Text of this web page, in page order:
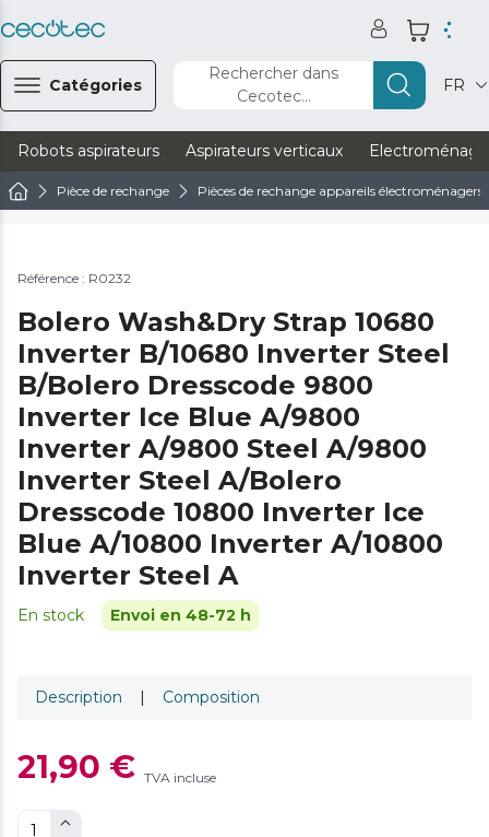
Catégories
Rechercher dans
Cecotec...
FR
Robots aspirateurs Aspirateurs verticaux
Pièce de rechange Pièces de rechange appareils électroménagers
Référence : R0232
Bolero Wash&Dry Strap 10680
Inverter B/10680 Inverter Steel
B/Bolero Dresscode 9800
Inverter Ice Blue A/9800
Inverter A/9800 Steel A/9800
Inverter Steel A/Bolero
Dresscode 10800 Inverter Ice
Blue A/10800 Inverter A/10800
Inverter Steel A
En stock Envoi en 48-72 h
Description | Composition
21,90 € TVA incluse